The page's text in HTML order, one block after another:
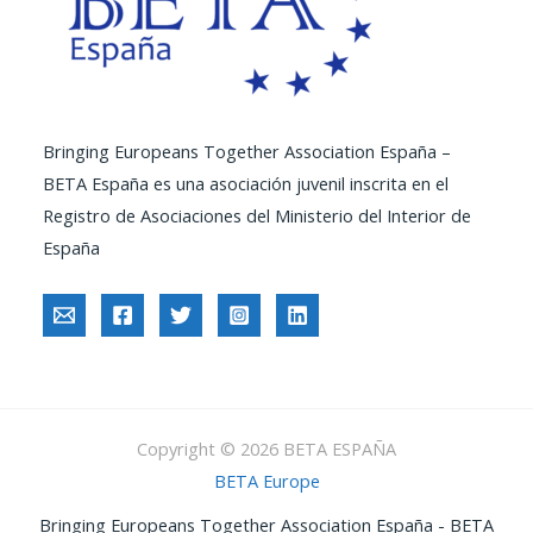
Bringing Europeans Together Association España –
BETA España es una asociación juvenil inscrita en el
Registro de Asociaciones del Ministerio del Interior de
España
Copyright © 2026 BETA ESPAÑA
BETA Europe
Bringing Europeans Together Association España - BETA